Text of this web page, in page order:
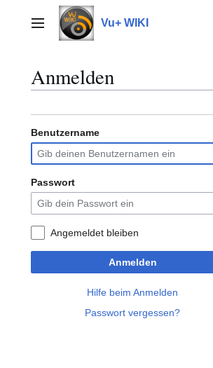
springenHauptmenü Vu+ WIKI
Anmelden
Benutzername
Passwort
Angemeldet bleiben
Anmelden
Hilfe beim Anmelden
Passwort vergessen?